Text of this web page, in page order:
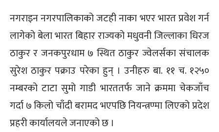
नगराइन नगरपालिकाको जटही नाका भएर भारत प्रवेश गर्न
लागेको बेला भारत बिहार राज्यको मधुवनी जिल्लाका धिरज
ठाकुर र जनकपुरधाम ७ स्थित ठाकुर ज्वेलर्सका संचालक
सुरेश ठाकुर पक्राउ परेका हुन् । उनीहरु बा. ११ च. १२५०
नम्बरको टाटा सुमो गाडी भारततर्फ जाने क्रममा चेकजाँच
गर्दा ७ किलो चाँदी बरामद भएपछि नियन्त्रण्मा लिएको प्रदेश
प्रहरी कार्यालयले जनाएको छ ।